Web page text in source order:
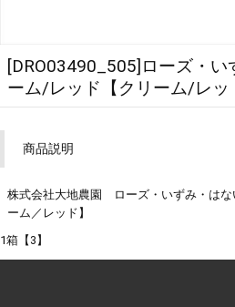
[DRO03490_505]ローズ・い
ーム/レッド【クリーム/レッ
商品説明
株式会社大地農園 ローズ・いずみ・は
ーム／レッド】
1箱【3】